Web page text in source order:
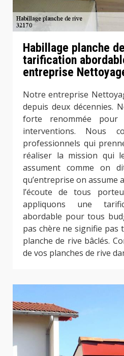
Habillage planche
tarification
entreprise
Notre entreprise
depuis deux décennies.
forte renommée
interventions. Nous
professionnels qui
réaliser la mission qui
assument comme on
qu’entreprise on assume
l’écoute de tous
appliquons une
abordable pour tous
pas chère ne signifie pas
planche de rive bâclés.
de vos planches de rive